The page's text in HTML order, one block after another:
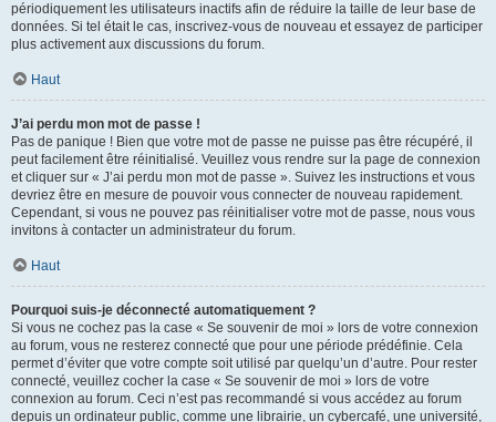
périodiquement les utilisateurs inactifs afin de réduire la taille de leur base de
données. Si tel était le cas, inscrivez-vous de nouveau et essayez de participer
plus activement aux discussions du forum.
Haut
J’ai perdu mon mot de passe !
Pas de panique ! Bien que votre mot de passe ne puisse pas être récupéré, il
peut facilement être réinitialisé. Veuillez vous rendre sur la page de connexion
et cliquer sur « J’ai perdu mon mot de passe ». Suivez les instructions et vous
devriez être en mesure de pouvoir vous connecter de nouveau rapidement.
Cependant, si vous ne pouvez pas réinitialiser votre mot de passe, nous vous
invitons à contacter un administrateur du forum.
Haut
Pourquoi suis-je déconnecté automatiquement ?
Si vous ne cochez pas la case « Se souvenir de moi » lors de votre connexion
au forum, vous ne resterez connecté que pour une période prédéfinie. Cela
permet d’éviter que votre compte soit utilisé par quelqu’un d’autre. Pour rester
connecté, veuillez cocher la case « Se souvenir de moi » lors de votre
connexion au forum. Ceci n’est pas recommandé si vous accédez au forum
depuis un ordinateur public, comme une librairie, un cybercafé, une université,